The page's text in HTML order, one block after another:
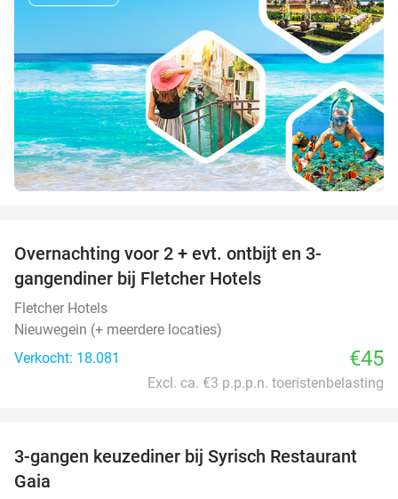
Overnachting voor 2 + evt. ontbijt en 3-
gangendiner bij Fletcher Hotels
Fletcher Hotels
Nieuwegein (+ meerdere locaties)
Verkocht: 18.081
€45
Excl. ca. €3 p.p.p.n. toeristenbelasting
32%
3-gangen keuzediner bij Syrisch Restaurant
Gaia